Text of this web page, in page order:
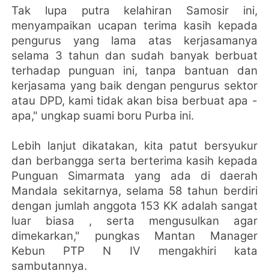
Tak lupa putra kelahiran Samosir ini,
menyampaikan ucapan terima kasih kepada
pengurus yang lama atas kerjasamanya
selama 3 tahun dan sudah banyak berbuat
terhadap punguan ini, tanpa bantuan dan
kerjasama yang baik dengan pengurus sektor
atau DPD, kami tidak akan bisa berbuat apa -
apa," ungkap suami boru Purba ini.
Lebih lanjut dikatakan, kita patut bersyukur
dan berbangga serta berterima kasih kepada
Punguan Simarmata yang ada di daerah
Mandala sekitarnya, selama 58 tahun berdiri
dengan jumlah anggota 153 KK adalah sangat
luar biasa , serta mengusulkan agar
dimekarkan," pungkas Mantan Manager
Kebun PTP N IV mengakhiri kata
sambutannya.